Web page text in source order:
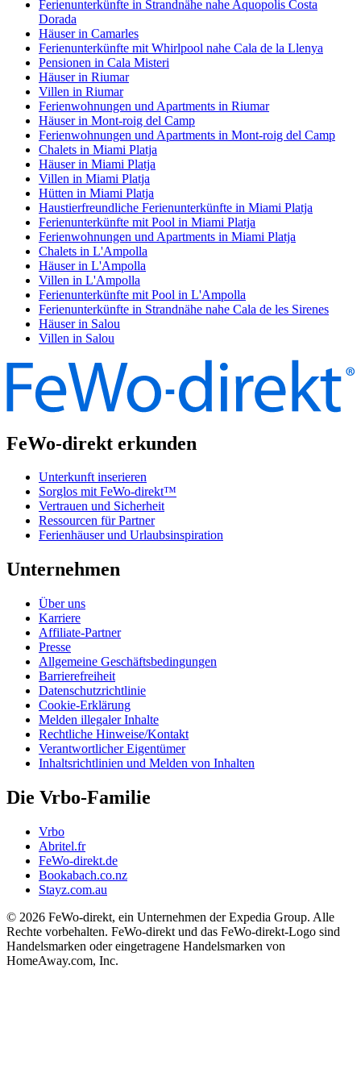
Ferienunterkünfte in Strandnähe nahe Aquopolis Costa
Dorada
Häuser in Camarles
Ferienunterkünfte mit Whirlpool nahe Cala de la Llenya
Pensionen in Cala Misteri
Häuser in Riumar
Villen in Riumar
Ferienwohnungen und Apartments in Riumar
Häuser in Mont-roig del Camp
Ferienwohnungen und Apartments in Mont-roig del Camp
Chalets in Miami Platja
Häuser in Miami Platja
Villen in Miami Platja
Hütten in Miami Platja
Haustierfreundliche Ferienunterkünfte in Miami Platja
Ferienunterkünfte mit Pool in Miami Platja
Ferienwohnungen und Apartments in Miami Platja
Chalets in L'Ampolla
Häuser in L'Ampolla
Villen in L'Ampolla
Ferienunterkünfte mit Pool in L'Ampolla
Ferienunterkünfte in Strandnähe nahe Cala de les Sirenes
Häuser in Salou
Villen in Salou
FeWo-direkt erkunden
Unterkunft inserieren
Sorglos mit FeWo-direkt™
Vertrauen und Sicherheit
Ressourcen für Partner
Ferienhäuser und Urlaubsinspiration
Unternehmen
Über uns
Karriere
Affiliate-Partner
Presse
Allgemeine Geschäftsbedingungen
Barrierefreiheit
Datenschutzrichtlinie
Cookie-Erklärung
Melden illegaler Inhalte
Rechtliche Hinweise/Kontakt
Verantwortlicher Eigentümer
Inhaltsrichtlinien und Melden von Inhalten
Die Vrbo-Familie
Vrbo
Abritel.fr
FeWo-direkt.de
Bookabach.co.nz
Stayz.com.au
© 2026 FeWo-direkt, ein Unternehmen der Expedia Group. Alle
Rechte vorbehalten. FeWo-direkt und das FeWo-direkt-Logo sind
Handelsmarken oder eingetragene Handelsmarken von
HomeAway.com, Inc.